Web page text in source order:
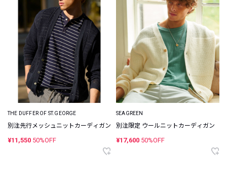
THE DUFFER OF ST.GEORGE
別注先行メッシュニットカーディガン
¥11,550 50%OFF
SEAGREEN
別注限定 ウールニットカーディガン
¥17,600 50%OFF